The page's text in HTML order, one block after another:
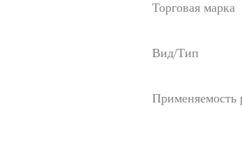
Торговая марка
Вид/Тип
Применяемость